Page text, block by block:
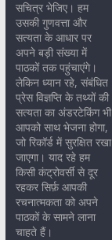
सचित्र भेजिए। हम
उसकी गुणवत्ता और
सत्यता के आधार पर
अपने बड़ी संख्या में
पाठकों तक पहुंचाएंगे।
लेकिन ध्यान रहे, संबंधित
प्रेस विज्ञप्ति के तथ्यों की
सत्यता का अंडरटेकिंग भी
आपको साथ भेजना होगा,
जो रिकॉर्ड में सुरक्षित रखा
जाएगा। याद रहे हम
किसी कंट्रोवर्सी से दूर
रहकर सिर्फ़ आपकी
रचनात्मकता को अपने
पाठकों के सामने लाना
चाहते हैं।